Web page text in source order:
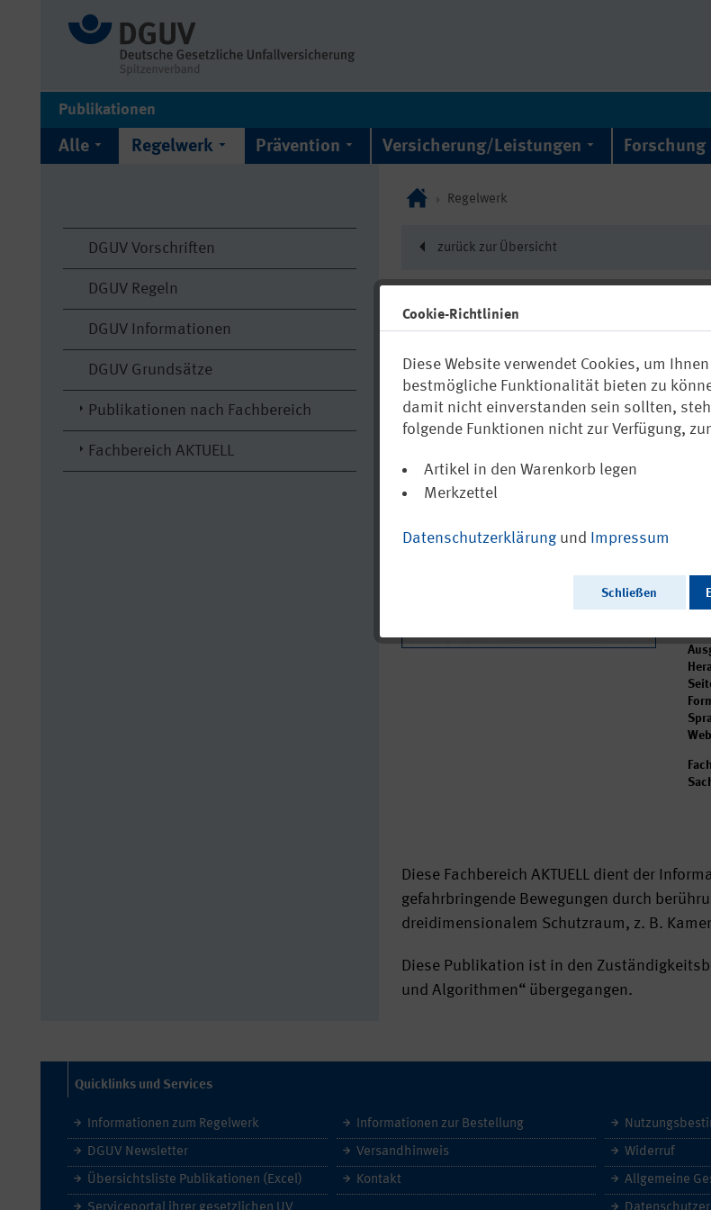
Publikationen
Alle Regelwerk Prävention Versicherung/Leistungen Forschung
DGUV Vorschriften
DGUV Regeln
DGUV Informationen
DGUV Grundsätze
Publikationen nach Fachbereich
Fachbereich AKTUELL
Regelwerk
zurück zur Übersicht
Diese Fachbereich AKTUELL dient der
gefahrbringende Bewegungen durch
dreidimensionalem Schutzraum, z. B.
Diese Publikation ist in den
und Algorithmen“ übergegangen.
Quicklinks und Services
Informationen zum Regelwerk
DGUV Newsletter
Übersichtsliste Publikationen (Excel)
Informationen zur Bestellung
Versandhinweis
Kontakt
Widerruf
Cookie-Richtlinien
Diese Website verwendet Cookies, um
bestmögliche Funktionalität bieten zu
damit nicht einverstanden sein sollten,
folgende Funktionen nicht zur Verfügung,
Artikel in den Warenkorb legen
Merkzettel
Datenschutzerklärung und Impressum
Schließen